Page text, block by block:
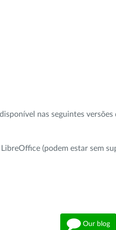
nas seguintes versões
(podem estar sem
Our blog